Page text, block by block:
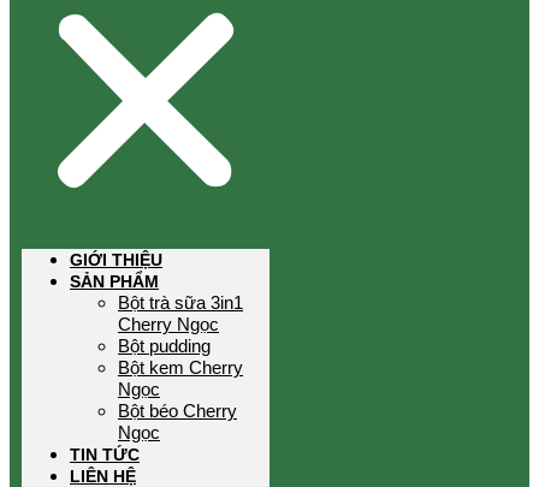
GIỚI THIỆU
SẢN PHẨM
Bột trà sữa 3in1
Cherry Ngọc
Bột pudding
Bột kem Cherry
Ngọc
Bột béo Cherry
Ngọc
TIN TỨC
LIÊN HỆ